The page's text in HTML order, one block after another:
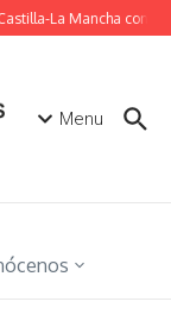
La Mancha con
Menu